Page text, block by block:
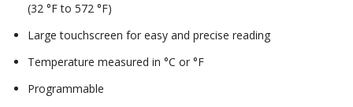
(32 °F to 572 °F)
Large touchscreen for easy and precise reading
Temperature measured in °C or °F
Programmable